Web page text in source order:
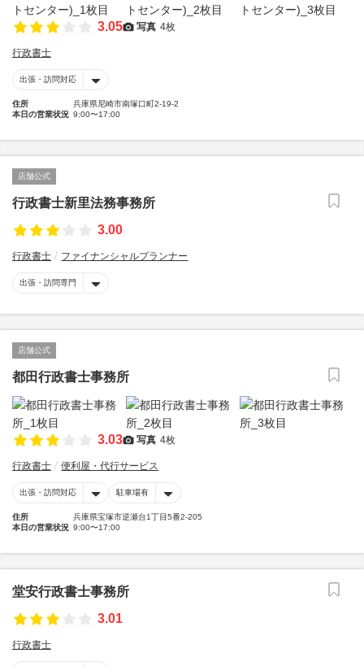
3.05 写真 4枚
行政書士
出張・訪問対応
住所
兵庫県尼崎市南塚口町2-19-2
本日の営業状況 9:00〜17:00
店舗公式
行政書士新里法務事務所
3.00
行政書士 ファイナンシャルプランナー
出張・訪問専門
店舗公式
都田行政書士事務所
3.03 写真 4枚
行政書士 便利屋・代行サービス
出張・訪問対応 駐車場有
住所
兵庫県宝塚市逆瀬台1丁目5番2-205
本日の営業状況 9:00〜17:00
堂安行政書士事務所
3.01
行政書士